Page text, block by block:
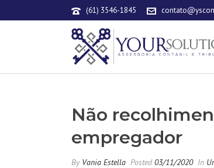
(61) 3546-1845
Não
empregador
By Vania Estella Posted03/11/2020 In